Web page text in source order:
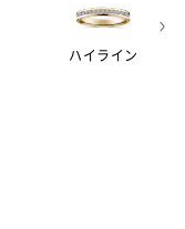
ハイライン